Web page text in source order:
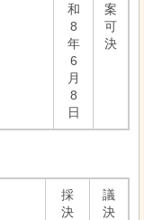
和
8
年
6
月
8
日
案
可
決
採
決
議
決